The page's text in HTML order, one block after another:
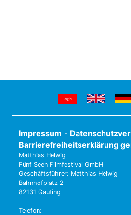
Impressum -
Barrierefreiheitserklärung
Matthias Helwig
Fünf Seen Filmfestival GmbH
Geschäftsführer: Matthias Helwig
Bahnhofplatz 2
82131 Gauting
Telefon: